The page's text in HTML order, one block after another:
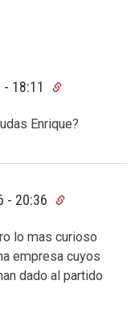
18:11
Enrique?
- 20:36
lo mas curioso
empresa cuyos
dado al partido